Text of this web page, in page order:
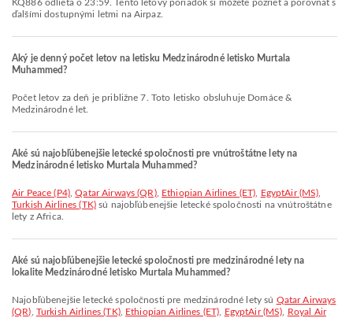
KQ886 odlieta o 23:59. Tento letový poriadok si môžete pozrieť a porovnať s
ďalšími dostupnými letmi na Airpaz.
Aký je denný počet letov na letisku Medzinárodné letisko Murtala
Muhammed?
Počet letov za deň je približne 7. Toto letisko obsluhuje Domáce &
Medzinárodné let.
Aké sú najobľúbenejšie letecké spoločnosti pre vnútroštátne lety na
Medzinárodné letisko Murtala Muhammed?
Air Peace (P4),Qatar Airways (QR), Ethiopian Airlines (ET) EgyptAir (MS)
Turkish Airlines (TK)sú najobľúbenejšie letecké spoločnosti na vnútroštátne
lety z Africa.
Aké sú najobľúbenejšie letecké spoločnosti pre medzinárodné lety na
lokalite Medzinárodné letisko Murtala Muhammed?
Najobľúbenejšie letecké spoločnosti pre medzinárodné lety sú Qatar Airways
(QR) Turkish Airlines (TK), Ethiopian Airlines (ET) EgyptAir (MS)
Royal Air